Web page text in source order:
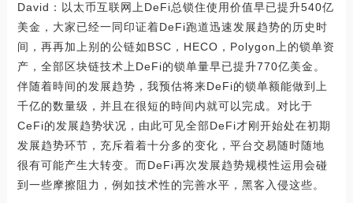
David：以太币互联网上DeFi总锁住使用价值早已提升540亿
美金，大家已经一同印证着DeFi跑道迅速发展趋势的历史时
间，再再加上别的公链如BSC，HECO，Polygon上的锁单资
产，全部区块链技术上DeFi的锁单量早已提升770亿美金。
伴随着時间的发展趋势，我预估将来DeFi的锁单额能做到上
千亿的数量级，并且在很短的時间内就可以完成。对比于
CeFi的发展趋势状况，由此可见全部DeFi才刚开始处在初期
发展趋势环节，充斥着着十分多的变化，平台交易随时随地
很有可能产生大转变。而DeFi再次发展趋势规模性运用会碰
到一些摩擦阻力，例如技术性的完善水平，黑客入侵这些。